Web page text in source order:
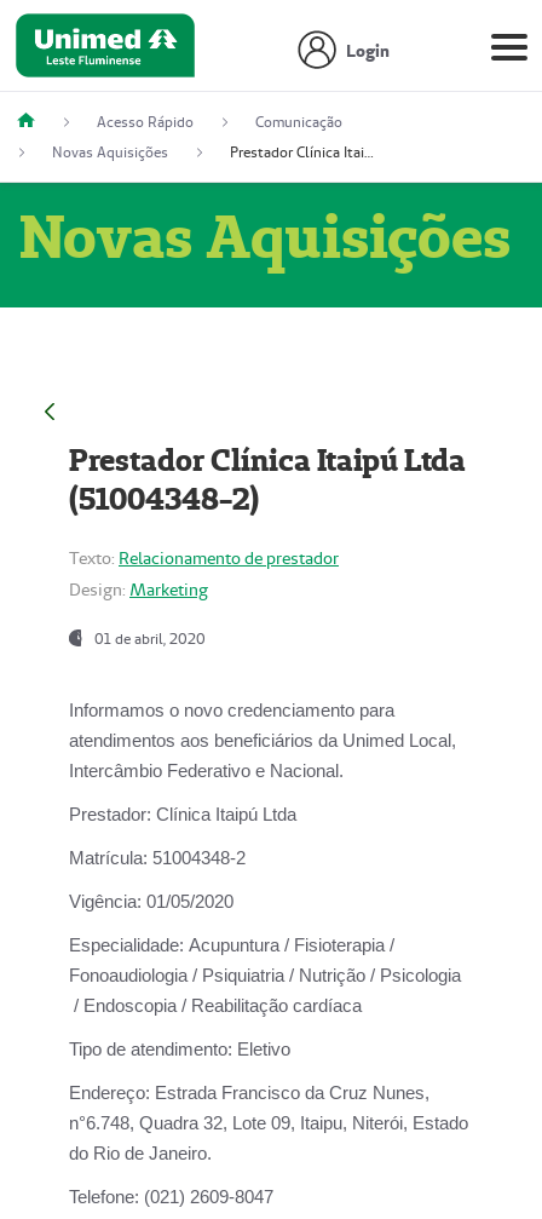
Login
Acesso Rápido
Comunicação
Novas Aquisições
Prestador Clínica Itaipú Ltda (51004348-2)
Novas Aquisições
Prestador Clínica Itaipú Ltda
(51004348-2)
Texto: Relacionamento de prestador
Design: Marketing
01 de abril, 2020
Informamos o novo credenciamento para
atendimentos aos beneficiários da Unimed Local,
Intercâmbio Federativo e Nacional.
Prestador: Clínica Itaipú Ltda
Matrícula: 51004348-2
Vigência: 01/05/2020
Especialidade: Acupuntura / Fisioterapia /
Fonoaudiologia / Psiquiatria / Nutrição / Psicologia
/ Endoscopia / Reabilitação cardíaca
Tipo de atendimento: Eletivo
Endereço: Estrada Francisco da Cruz Nunes,
n°6.748, Quadra 32, Lote 09, Itaipu, Niterói, Estado
do Rio de Janeiro.
Telefone: (021) 2609-8047